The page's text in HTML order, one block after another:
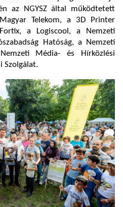
az NGYSZ által működtetett
Telekom, a 3D Printer
a Logiscool, a Nemzeti
Hatóság, a Nemzeti
Média- és Hírközlési
Szolgálat.